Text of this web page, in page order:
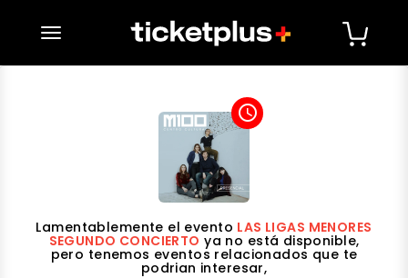
desplegar navegación
access_time
Lamentablemente el evento LAS LIGAS MENORES
SEGUNDO CONCIERTO ya no está disponible,
pero tenemos eventos relacionados que te
podrian interesar,